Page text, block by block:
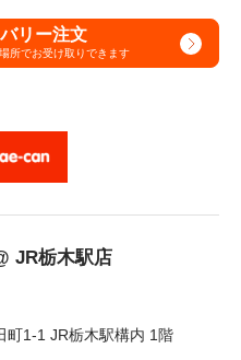
リー注文
所でお受け取りできます
JR栃木駅店
町1-1 JR栃木駅構内 1階